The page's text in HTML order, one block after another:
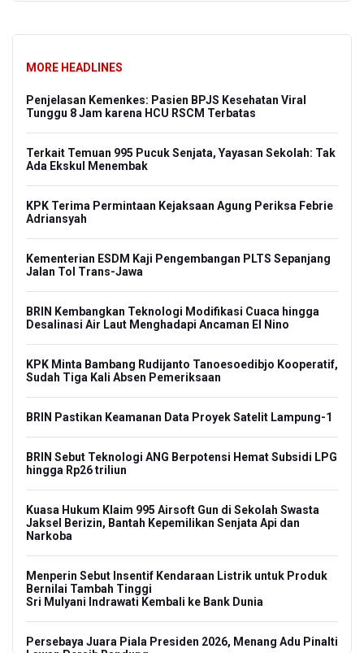
MORE HEADLINES
Penjelasan Kemenkes: Pasien BPJS Kesehatan Viral
Tunggu 8 Jam karena HCU RSCM Terbatas
Terkait Temuan 995 Pucuk Senjata, Yayasan Sekolah: Tak
Ada Ekskul Menembak
KPK Terima Permintaan Kejaksaan Agung Periksa Febrie
Adriansyah
Kementerian ESDM Kaji Pengembangan PLTS Sepanjang
Jalan Tol Trans-Jawa
BRIN Kembangkan Teknologi Modifikasi Cuaca hingga
Desalinasi Air Laut Menghadapi Ancaman El Nino
KPK Minta Bambang Rudijanto Tanoesoedibjo Kooperatif,
Sudah Tiga Kali Absen Pemeriksaan
BRIN Pastikan Keamanan Data Proyek Satelit Lampung-1
BRIN Sebut Teknologi ANG Berpotensi Hemat Subsidi LPG
hingga Rp26 triliun
Kuasa Hukum Klaim 995 Airsoft Gun di Sekolah Swasta
Jaksel Berizin, Bantah Kepemilikan Senjata Api dan
Narkoba
Menperin Sebut Insentif Kendaraan Listrik untuk Produk
Bernilai Tambah Tinggi
Sri Mulyani Indrawati Kembali ke Bank Dunia
Persebaya Juara Piala Presiden 2026, Menang Adu Pinalti